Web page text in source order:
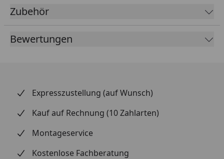
zudem aktuelle Trends
dieses Bodens.
Dekor:
Zubehör
Bewertungen
Expresszustellung (auf Wunsch)
Kauf auf Rechnung (10 Zahlarten)
Montageservice
Kostenlose Fachberatung